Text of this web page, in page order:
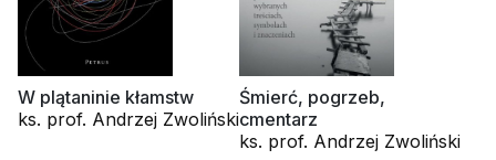
W plątaninie kłamstw
ks. prof. Andrzej Zwoliński
Śmierć, pogrzeb,
cmentarz
ks. prof. Andrzej Zwoliński